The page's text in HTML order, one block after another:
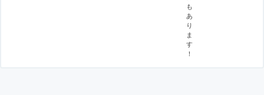
も
あ
り
ま
す
！